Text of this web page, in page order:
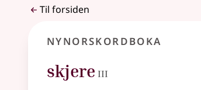
Til forsiden
Nynorskordboka
skjere III